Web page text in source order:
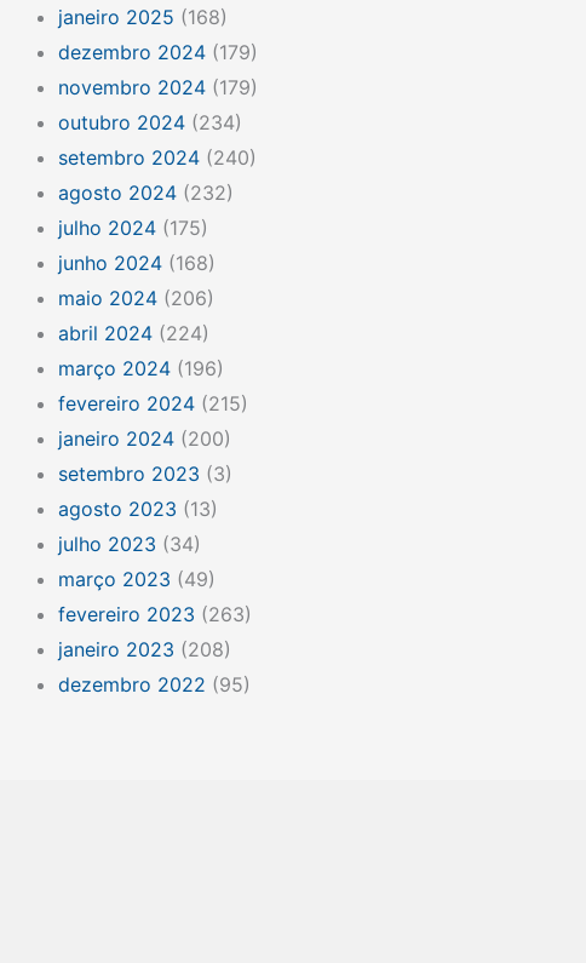
janeiro 2025 (168)
dezembro 2024 (179)
novembro 2024 (179)
outubro 2024 (234)
setembro 2024 (240)
agosto 2024 (232)
julho 2024 (175)
junho 2024 (168)
maio 2024 (206)
abril 2024 (224)
março 2024 (196)
fevereiro 2024 (215)
janeiro 2024 (200)
setembro 2023 (3)
agosto 2023 (13)
julho 2023 (34)
março 2023 (49)
fevereiro 2023 (263)
janeiro 2023 (208)
dezembro 2022 (95)